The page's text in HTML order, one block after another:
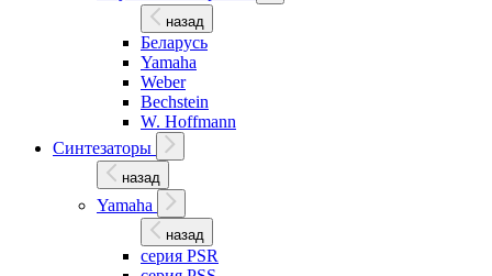
назад
Беларусь
Yamaha
Weber
Bechstein
W. Hoffmann
Синтезаторы
назад
Yamaha
назад
серия PSR